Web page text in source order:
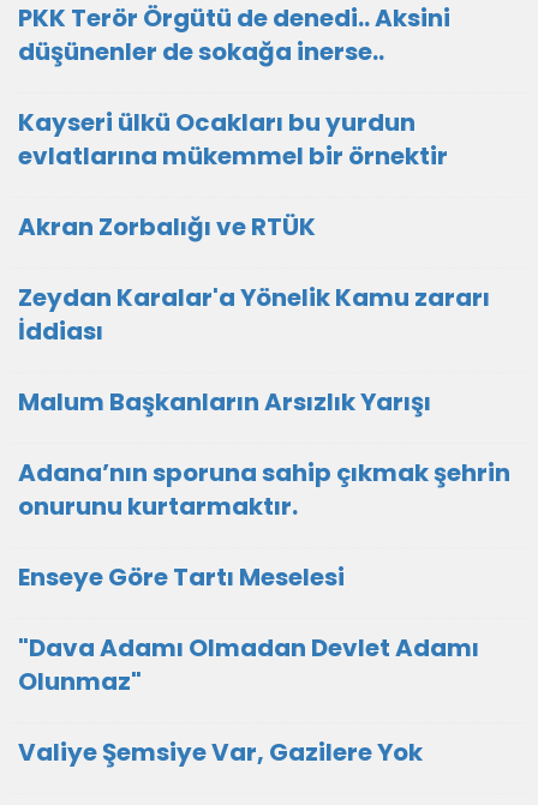
PKK Terör Örgütü de denedi.. Aksini
düşünenler de sokağa inerse..
Kayseri ülkü Ocakları bu yurdun
evlatlarına mükemmel bir örnektir
Akran Zorbalığı ve RTÜK
Zeydan Karalar'a Yönelik Kamu zararı
İddiası
Malum Başkanların Arsızlık Yarışı
Adana’nın sporuna sahip çıkmak şehrin
onurunu kurtarmaktır.
Enseye Göre Tartı Meselesi
"Dava Adamı Olmadan Devlet Adamı
Olunmaz"
Valiye Şemsiye Var, Gazilere Yok